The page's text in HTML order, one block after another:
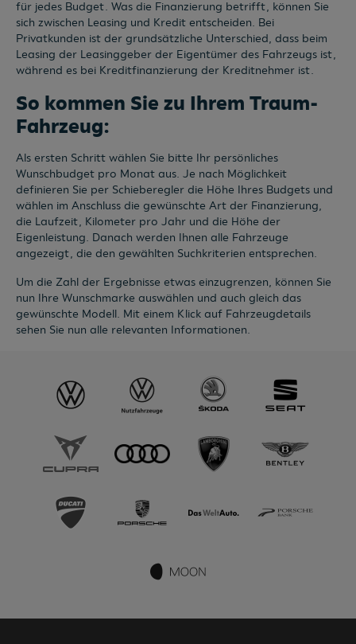
Kilometerstand
6.000 km
Kraftstoffart
Elektro (Strom bzw. Solarzellen)
Fahrzeug & Finanzierung
Fahrzeuge pro Seite 12
1 2 3 ... 13
Bei car4me finden Sie online zahlreiche Leasing Angebote,
für jedes Budget. Was die Finanzierung betrifft, können Sie
Privatkunden ist der grundsätzliche Unterschied, dass beim
Leasing der Leasinggeber der Eigentümer des Fahrzeugs ist,
während es bei Kreditfinanzierung der Kreditnehmer ist.
Als ersten Schritt wählen Sie bitte Ihr persönliches
Wunschbudget pro Monat aus. Je nach Möglichkeit
definieren Sie per Schieberegler die Höhe Ihres Budgets und
wählen im Anschluss die gewünschte Art der Finanzierung,
die Laufzeit, Kilometer pro Jahr und die Höhe der
angezeigt, die den gewählten Suchkriterien entsprechen.
Um die Zahl der Ergebnisse etwas einzugrenzen, können Sie
sehen Sie nun alle relevanten Informationen.